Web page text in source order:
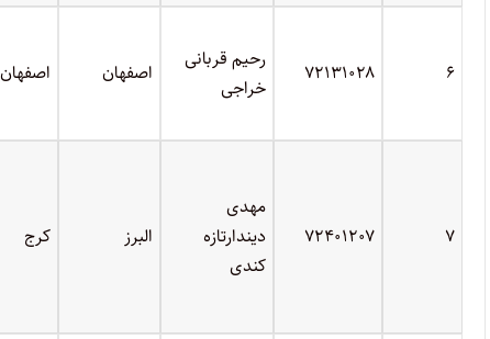
۶ ۷۲۱۳۱۰۲۸
رحیم قربانی
خراجی
اصفهان اصفهان
۷ ۷۲۴۰۱۲۰۷
مهدی
دیندارتازه
کندی
البرز کرج